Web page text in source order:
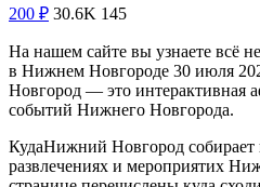
200 ₽ 30.6K 145
На нашем сайте вы узнаете всё
в Нижнем Новгороде 30 июля
Новгород — это интерактивная
событий Нижнего Новгорода.
КудаНижний Новгород
развлечениях и мероприятих